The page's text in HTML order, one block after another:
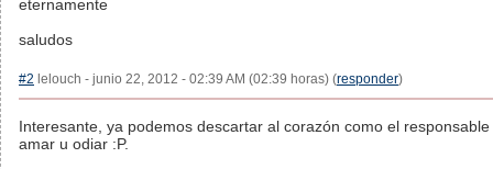
eternamente
saludos
#2 lelouch - junio 22, 2012 - 02:39 AM (02:39 horas) (responder)
Interesante, ya podemos descartar al corazón como el responsable
amar u odiar :P.